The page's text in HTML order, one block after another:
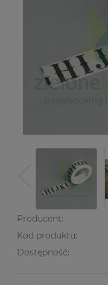
Producent:
Kod produktu:
Dostępność: